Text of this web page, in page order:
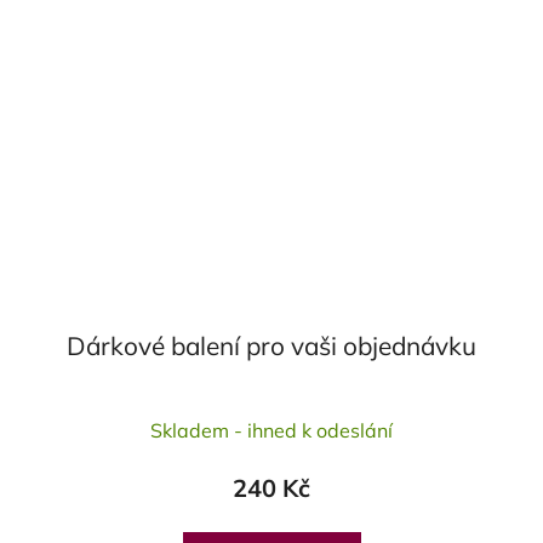
Dárkové balení pro vaši objednávku
Skladem - ihned k odeslání
240 Kč